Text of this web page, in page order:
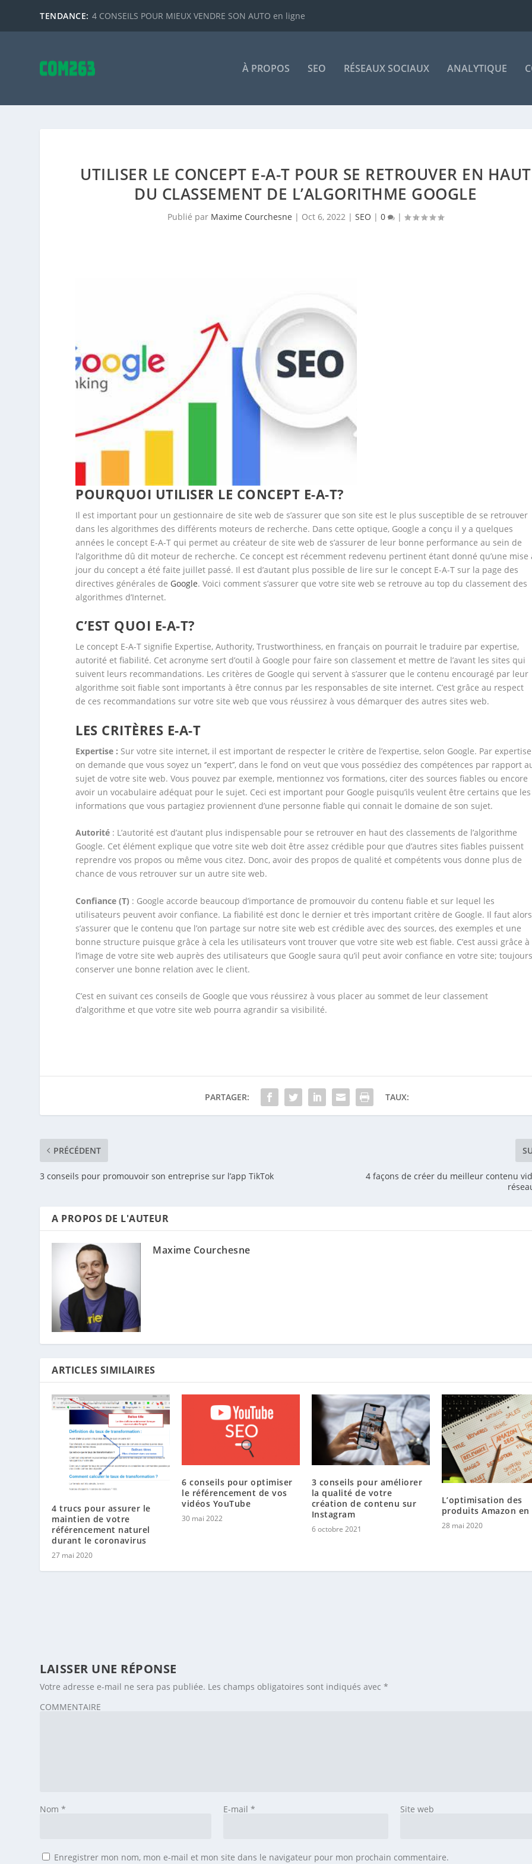
TENDANCE: 4 CONSEILS POUR MIEUX VENDRE SON AUTO en ligne
À PROPOS SEO RÉSEAUX SOCIAUX ANALYTIQUE
UTILISER LE CONCEPT E-A-T POUR SE RETROUVER EN HAUT
DU CLASSEMENT DE L’ALGORITHME GOOGLE
Publié par Maxime Courchesne | Oct 6, 2022 |SEO |0 |
POURQUOI UTILISER LE CONCEPT E-A-T?
Il est important pour un gestionnaire de site web de s’assurer que son site est le plus susceptible de se retrouver
dans les algorithmes des différents moteurs de recherche. Dans cette optique, Google a conçu il y a quelques
années le concept E-A-T qui permet au créateur de site web de s’assurer de leur bonne performance au sein de
l’algorithme dû dit moteur de recherche. Ce concept est récemment redevenu pertinent étant donné qu’une mise
jour du concept a été faite juillet passé. Il est d’autant plus possible de lire sur le concept E-A-T sur la page des
directives générales de Google. Voici comment s’assurer que votre site web se retrouve au top du classement des
algorithmes d’Internet.
C’EST QUOI E-A-T?
Le concept E-A-T signifie Expertise, Authority, Trustworthiness, en français on pourrait le traduire par expertise,
autorité et fiabilité. Cet acronyme sert d’outil à Google pour faire son classement et mettre de l’avant les sites qui
suivent leurs recommandations. Les critères de Google qui servent à s’assurer que le contenu encouragé par leur
algorithme soit fiable sont importants à être connus par les responsables de site internet. C’est grâce au respect
de ces recommandations sur votre site web que vous réussirez à vous démarquer des autres sites web.
LES CRITÈRES E-A-T
Expertise : Sur votre site internet, il est important de respecter le critère de l’expertise, selon Google. Par expertise
on demande que vous soyez un ‘’expert’’, dans le fond on veut que vous possédiez des compétences par rapport
sujet de votre site web. Vous pouvez par exemple, mentionnez vos formations, citer des sources fiables ou encore
avoir un vocabulaire adéquat pour le sujet. Ceci est important pour Google puisqu’ils veulent être certains que les
informations que vous partagiez proviennent d’une personne fiable qui connait le domaine de son sujet.
Autorité : L’autorité est d’autant plus indispensable pour se retrouver en haut des classements de l’algorithme
Google. Cet élément explique que votre site web doit être assez crédible pour que d’autres sites fiables puissent
reprendre vos propos ou même vous citez. Donc, avoir des propos de qualité et compétents vous donne plus de
chance de vous retrouver sur un autre site web.
Confiance (T) : Google accorde beaucoup d’importance de promouvoir du contenu fiable et sur lequel les
utilisateurs peuvent avoir confiance. La fiabilité est donc le dernier et très important critère de Google. Il faut alors
s’assurer que le contenu que l’on partage sur notre site web est crédible avec des sources, des exemples et une
bonne structure puisque grâce à cela les utilisateurs vont trouver que votre site web est fiable. C’est aussi grâce à
l’image de votre site web auprès des utilisateurs que Google saura qu’il peut avoir confiance en votre site;
conserver une bonne relation avec le client.
C’est en suivant ces conseils de Google que vous réussirez à vous placer au sommet de leur classement
d’algorithme et que votre site web pourra agrandir sa visibilité.
PARTAGER: TAUX:
PRÉCÉDENT
3 conseils pour promouvoir son entreprise sur l’app TikTok
4 façons de créer du meilleur contenu
A PROPOS DE L'AUTEUR
Maxime Courchesne
ARTICLES SIMILAIRES
4 trucs pour assurer le
maintien de votre
référencement naturel
durant le coronavirus
27 mai 2020
6 conseils pour optimiser
le référencement de vos
vidéos YouTube
30 mai 2022
3 conseils pour améliorer
la qualité de votre
création de contenu sur
Instagram
6 octobre 2021
L’optimisation des
produits Amazon en
28 mai 2020
LAISSER UNE RÉPONSE
Votre adresse e-mail ne sera pas publiée. Les champs obligatoires sont indiqués avec*
COMMENTAIRE
Nom* E-mail * Site web
Enregistrer mon nom, mon e-mail et mon site dans le navigateur pour mon prochain commentaire.